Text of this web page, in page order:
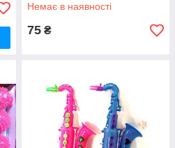
Немає в наявності
75 ₴